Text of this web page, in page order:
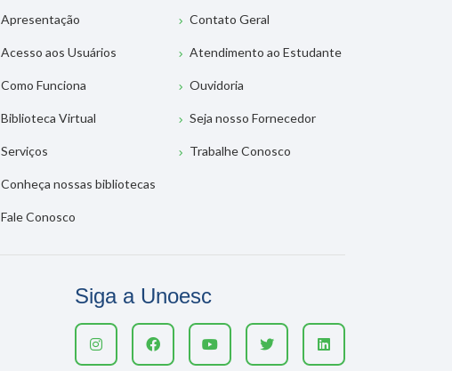
Apresentação
Acesso aos Usuários
Como Funciona
Biblioteca Virtual
Serviços
Conheça nossas bibliotecas
Fale Conosco
Contato Geral
Atendimento ao Estudante
Ouvidoria
Seja nosso Fornecedor
Trabalhe Conosco
Siga a Unoesc